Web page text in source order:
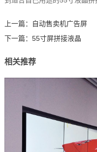
上一篇：
自动售卖机广告屏
下一篇： 55寸屏拼接液晶
相关推荐